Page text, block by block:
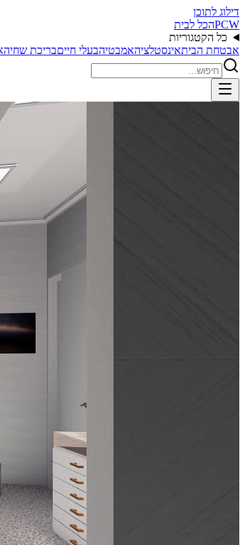
דילוג לתוכן
PCWהכל לבית
כל הקטגוריות
אבטחת הביתאינסטלציהאמבטיהבעלי חייםבריכת שחיה